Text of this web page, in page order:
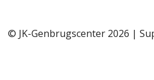
© JK-Genbrugscenter 2026 |